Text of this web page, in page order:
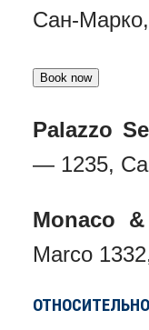
Сан-
Palazzo
— 1235,
Monaco
Marco